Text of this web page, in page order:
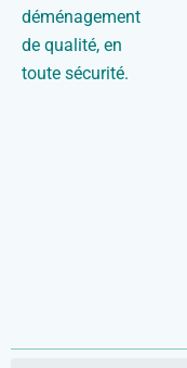
déménagement
de qualité, en
toute sécurité.